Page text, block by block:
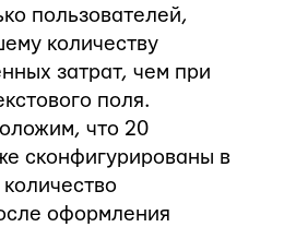
пользователей,
количеству
затрат, чем при
поля.
что 20
сконфигурированы в
оформления